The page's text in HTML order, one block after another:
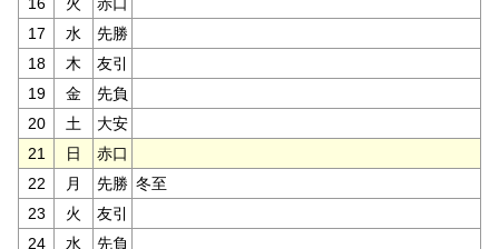
17
水
先勝
18
木
友引
19
金
先負
20
土
大安
21
日
赤口
22
月 先勝 冬至
23
火
友引
24
水
先負